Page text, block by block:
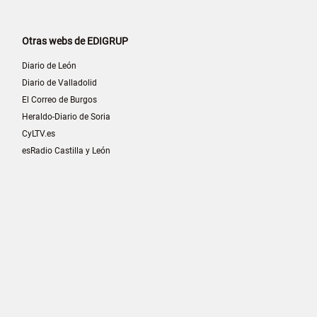
Otras webs de EDIGRUP
Diario de León
Diario de Valladolid
El Correo de Burgos
Heraldo-Diario de Soria
CyLTV.es
esRadio Castilla y León